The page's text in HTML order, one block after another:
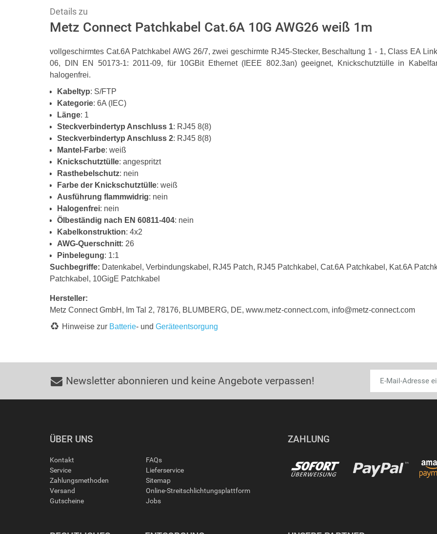
Details zu
Metz Connect Patchkabel Cat.6A 10G AWG26 weiß 1m
vollgeschirmtes Cat.6A Patchkabel AWG 26/7, zwei geschirmte RJ45-Stecker, Beschaltung 1 - 1, Class EA
06, DIN EN 50173-1: 2011-09, für 10GBit Ethernet (IEEE 802.3an) geeignet, Knickschutztülle in
halogenfrei.
Kabeltyp: S/FTP
Kategorie: 6A (IEC)
Länge: 1
Steckverbindertyp Anschluss 1: RJ45 8(8)
Steckverbindertyp Anschluss 2: RJ45 8(8)
Mantel-Farbe: weiß
Knickschutztülle: angespritzt
Rasthebelschutz: nein
Farbe der Knickschutztülle: weiß
Ausführung flammwidrig: nein
Halogenfrei: nein
Ölbeständig nach EN 60811-404: nein
Kabelkonstruktion: 4x2
AWG-Querschnitt: 26
Pinbelegung: 1:1
Suchbegriffe: Datenkabel, Verbindungskabel, RJ45 Patch, RJ45 Patchkabel, Cat.6A Patchkabel, Kat.6A
Patchkabel, 10GigE Patchkabel
Hersteller:
Metz Connect GmbH, Im Tal 2, 78176, BLUMBERG, DE, www.metz-connect.com, info@metz-connect.com
Hinweise zur Batterie- und Geräteentsorgung
Newsletter abonnieren und keine Angebote verpassen!
ÜBER UNS
Kontakt
Service
Zahlungsmethoden
Versand
Gutscheine
FAQs
Lieferservice
Sitemap
Online-Streitschlichtungsplattform
Jobs
ZAHLUNG